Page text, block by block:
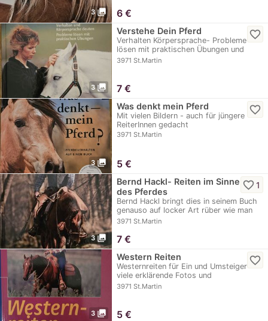
3 photo_library 6 €
3 photo_library
Verstehe Dein Pferd
Verhalten Körpersprache- Probleme
lösen mit praktischen Übungen und
vielen Fotos
3971 St.Martin
favorite_border
7 €
3 photo_library
Was denkt mein Pferd
Mit vielen Bildern - auch für jüngere
ReiterInnen gedacht
3971 St.Martin
favorite_border
5 €
3 photo_library
Bernd Hackl- Reiten im Sinne
des Pferdes
Bernd Hackl bringt dies in seinem Buch
genauso auf locker Art rüber wie man
ihn vom…
3971 St.Martin
favorite_border1
7 €
3 photo_library
Western Reiten
Westernreiten für Ein und Umsteiger-
viele erklärende Fotos und
Informationen
3971 St.Martin
favorite_border
5 €